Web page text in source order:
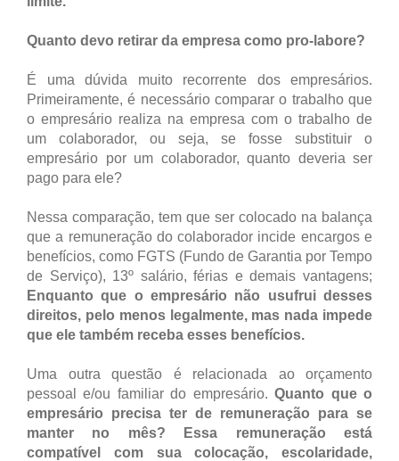
Quanto devo retirar da empresa como pro-labore?
É uma dúvida muito recorrente dos empresários.
Primeiramente, é necessário comparar o trabalho que
o empresário realiza na empresa com o trabalho de
um colaborador, ou seja, se fosse substituir o
empresário por um colaborador, quanto deveria ser
pago para ele?
Nessa comparação, tem que ser colocado na balança
que a remuneração do colaborador incide encargos e
benefícios, como FGTS (Fundo de Garantia por Tempo
de Serviço), 13º salário, férias e demais vantagens;
Enquanto que o empresário não usufrui desses
direitos, pelo menos legalmente, mas nada impede
que ele também receba esses benefícios.
Uma outra questão é relacionada ao orçamento
pessoal e/ou familiar do empresário.Quanto que o
empresário precisa ter de remuneração para se
manter no mês? Essa remuneração está
compatível com sua colocação, escolaridade,